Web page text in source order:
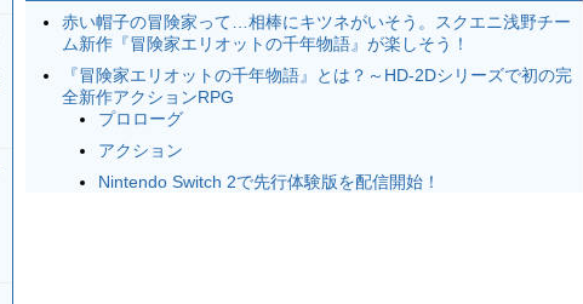
赤い帽子の冒険家って…相棒にキツネがいそう。スクエニ浅野チー
ム新作『冒険家エリオットの千年物語』が楽しそう！
『冒険家エリオットの千年物語』とは？～HD-2Dシリーズで初の完
全新作アクションRPG
プロローグ
アクション
Nintendo Switch 2で先行体験版を配信開始！